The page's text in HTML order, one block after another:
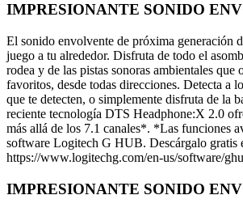
IMPRESIONANTE SONIDO
El sonido envolvente de próxima generación
juego a tu alrededor. Disfruta de todo el
rodea y de las pistas sonoras ambientales que
favoritos, desde todas direcciones. Detecta a
que te detecten, o simplemente disfruta de la
reciente tecnología DTS Headphone:X 2.0
más allá de los 7.1 canales*. *Las funciones
software Logitech G HUB. Descárgalo gratis
https://www.logitechg.com/en-us/software/
IMPRESIONANTE SONIDO